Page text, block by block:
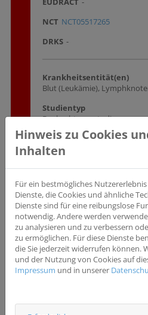
NCT NCT05517265
DRKS -
Krankheitsentität(en)
Blut (Leukämie),
Studientyp
Beobachtungsstudie
Wesentliche
1. Patienten mit CLL 2.
oder bereits begonnene
(+/-Obinutuzumab) nicht
Erkrankungen mit
direkten oralen
Wesentliche
1. Kombination von
Substanzen als
2. Teilnahme an einer
Hinweis zu Cookies
Inhalten
Für ein bestmögliches
Dienste, die Cookies und ähnliche
Dienste sind für eine reibungslose
notwendig. Andere werden
zu analysieren und zu verbessern
zu ermöglichen. Für diese Dienste
die Sie jederzeit widerrufen können.
und der Nutzung von Cookies auf
Impressum und in unserer